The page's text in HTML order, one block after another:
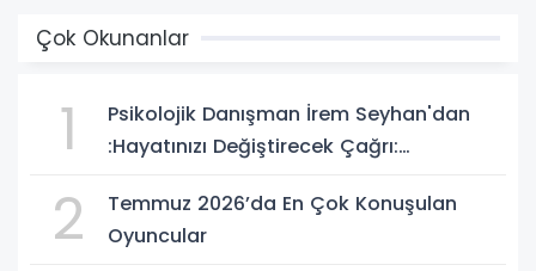
Çok Okunanlar
1
Psikolojik Danışman İrem Seyhan'dan
:Hayatınızı Değiştirecek Çağrı:
Atın!
2
Temmuz 2026’da En Çok Konuşulan
Oyuncular